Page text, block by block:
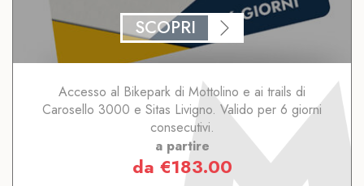
SCOPRI
Accesso al Bikepark di Mottolino e ai trails di
Carosello 3000 e Sitas Livigno. Valido per 6 giorni
consecutivi.
a partire
da €183.00